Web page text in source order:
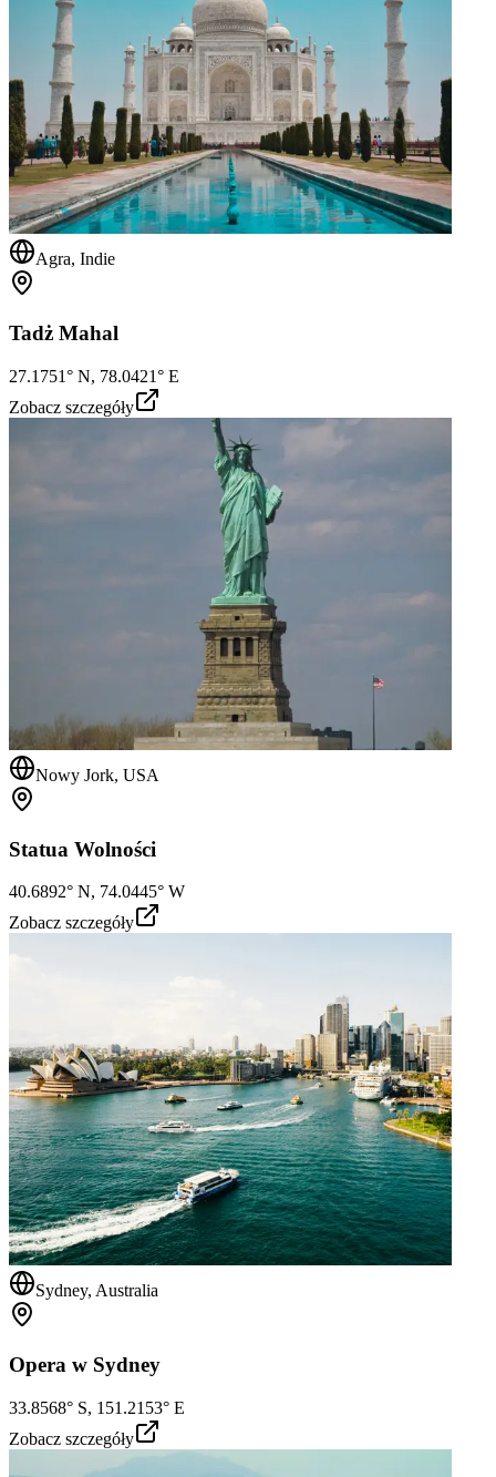
Agra, Indie
Tadż Mahal
27.1751° N, 78.0421° E
Zobacz szczegóły
Nowy Jork, USA
Statua Wolności
40.6892° N, 74.0445° W
Zobacz szczegóły
Sydney, Australia
Opera w Sydney
33.8568° S, 151.2153° E
Zobacz szczegóły